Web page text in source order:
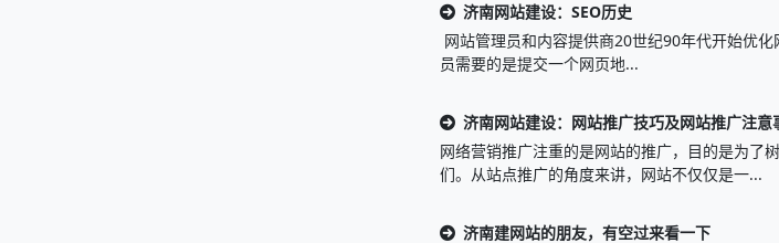
济南网站建设：SEO历史
网站管理员和内容提供商20世纪90年代开始优
员需要的是提交一个网页地...
济南网站建设：网站推广技巧及网站推广注意
网络营销推广注重的是网站的推广，目的是为了
们。从站点推广的角度来讲，网站不仅仅是一...
济南建网站的朋友，有空过来看一下